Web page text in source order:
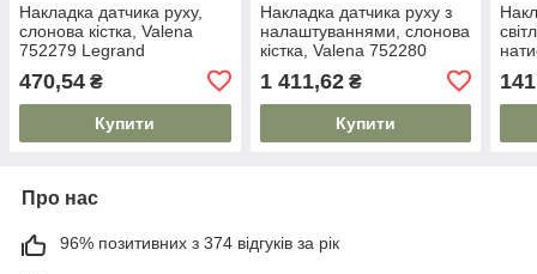
Накладка датчика руху,
слонова кістка, Valena
752279 Legrand
470,54 ₴
Купити
Накладка датчика руху з
налаштуваннями, слонова
кістка, Valena 752280
1 411,62₴
Купити
Про нас
96% позитивних з 374 відгуків за рік